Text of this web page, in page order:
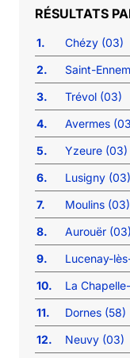
1.
Chézy (03)
2.
Saint-
3.
Trévol (03)
4.
Avermes
5.
Yzeure (03)
6.
Lusigny (03)
7.
Moulins (03)
8.
Aurouër (03)
9.
Lucenay-
10.
La
11.
Dornes (58)
12.
Neuvy (03)